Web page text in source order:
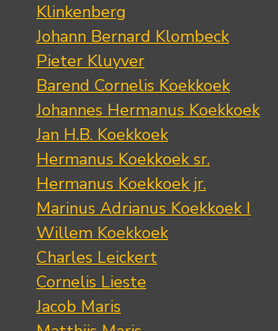
Klinkenberg
Johann Bernard Klombeck
Pieter Kluyver
Barend Cornelis Koekkoek
Johannes Hermanus Koekkoek
Jan H.B. Koekkoek
Hermanus Koekkoek sr.
Hermanus Koekkoek jr.
Marinus Adrianus Koekkoek I
Willem Koekkoek
Charles Leickert
Cornelis Lieste
Jacob Maris